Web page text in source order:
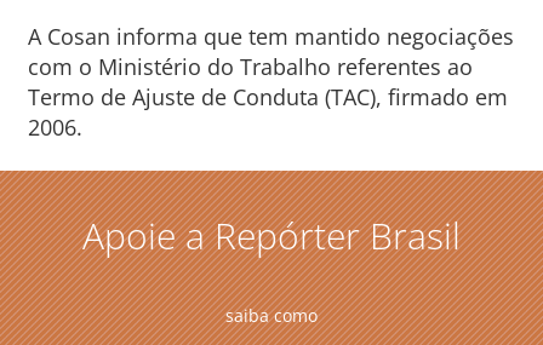
A Cosan informa que tem mantido negociações
com o Ministério do Trabalho referentes ao
Termo de Ajuste de Conduta (TAC), firmado em
2006.
Apoie a Repórter Brasil
saiba como